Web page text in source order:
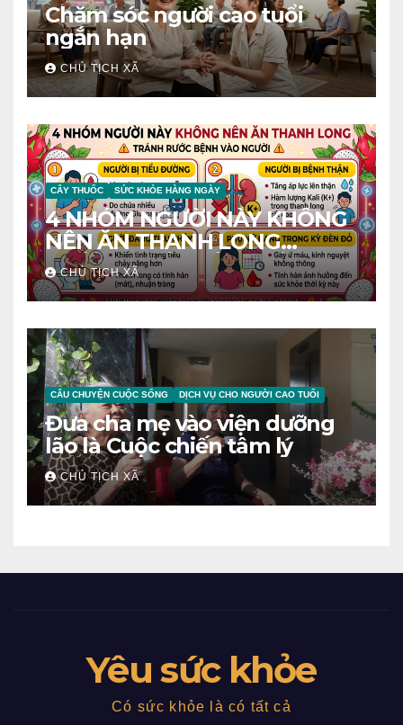
Chăm sóc người cao tuổi
ngắn hạn
CHỦ TỊCH XÃ
CÂY THUỐC SỨC KHỎE HÀNG NGÀY
4 NHÓM NGƯỜI NÀY KHÔNG
NÊN ĂN THANH LONG
TRÁNH RƯỚC BỆNH VÀO
NGƯỜI
CHỦ TỊCH XÃ
CÂU CHUYỆN CUỘC SỐNG DỊCH VỤ CHO NGƯỜI CAO TUỔI
Đưa cha mẹ vào viện dưỡng
lão là Cuộc chiến tâm lý
CHỦ TỊCH XÃ
Yêu sức khỏe
Có sức khỏe là có tất cả